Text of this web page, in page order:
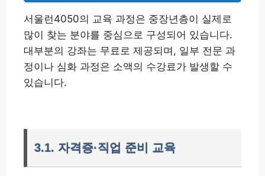
서울런4050의 교육 과정은 중장년층이 실제로
많이 찾는 분야를 중심으로 구성되어 있습니다.
대부분의 강좌는 무료로 제공되며, 일부 전문 과
정이나 심화 과정은 소액의 수강료가 발생할 수
있습니다.
3.1. 자격증·직업 준비 교육